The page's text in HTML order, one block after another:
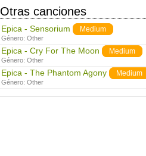
Otras canciones
Epica - Sensorium Medium
Género: Other
Epica - Cry For The Moon Medium
Género: Other
Epica - The Phantom Agony Medium
Género: Other